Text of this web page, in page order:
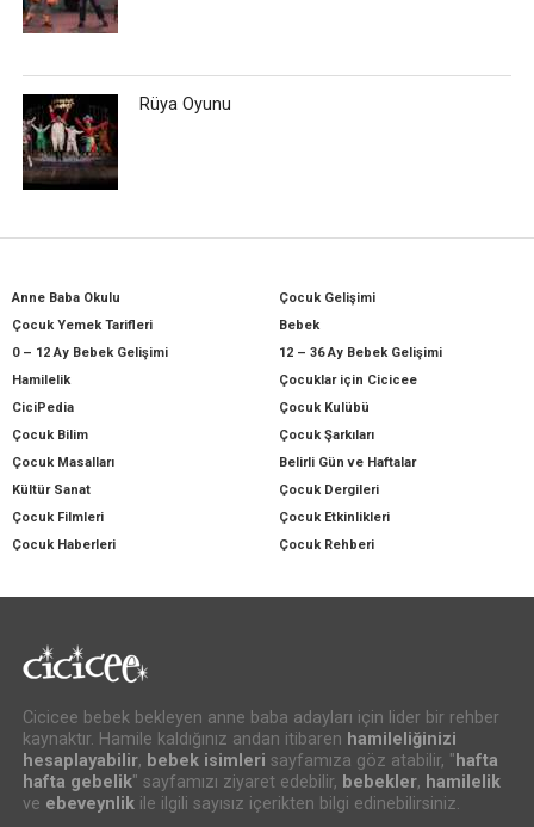
Rüya Oyunu
Anne Baba Okulu
Çocuk Gelişimi
Çocuk Yemek Tarifleri
Bebek
0 – 12 Ay Bebek Gelişimi
12 – 36 Ay Bebek Gelişimi
Hamilelik
Çocuklar için Cicicee
CiciPedia
Çocuk Kulübü
Çocuk Bilim
Çocuk Şarkıları
Çocuk Masalları
Belirli Gün ve Haftalar
Kültür Sanat
Çocuk Dergileri
Çocuk Filmleri
Çocuk Etkinlikleri
Çocuk Haberleri
Çocuk Rehberi
Cicicee bebek bekleyen anne baba adayları için lider bir rehber
kaynaktır. Hamile kaldığınız andan itibaren hamileliğinizi
hesaplayabilir, bebek isimleri sayfamıza göz atabilir, " hafta
hafta gebelik" sayfamızı ziyaret edebilir, bebekler, hamilelik
ve ebeveynlikile ilgili sayısız içerikten bilgi edinebilirsiniz.